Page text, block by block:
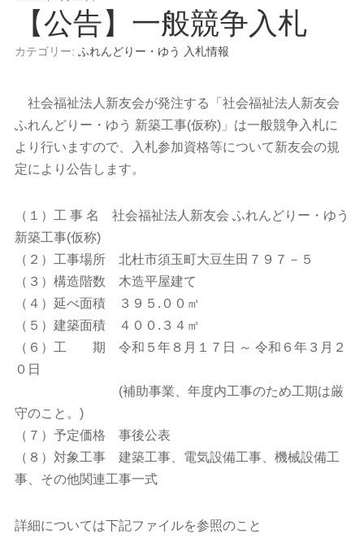
【公告】一般競争入札
カテゴリー: ふれんどりー・ゆう 入札情報
社会福祉法人新友会が発注する「社会福祉法人新友会
ふれんどりー・ゆう 新築工事(仮称)」は一般競争入札に
より行いますので、入札参加資格等について新友会の規
定により公告します。
（１）工 事 名 社会福祉法人新友会 ふれんどりー・ゆう
新築工事(仮称)
（２）工事場所 北杜市須玉町大豆生田７９７－５
（３）構造階数 木造平屋建て
（４）延べ面積 ３９５.００㎡
（５）建築面積 ４００.３４㎡
（６）工 期 令和５年８月１７日 ～ 令和６年３月２
０日
(補助事業、年度内工事のため工期は厳
守のこと。)
（７）予定価格 事後公表
（８）対象工事 建築工事、電気設備工事、機械設備工
事、その他関連工事一式
詳細については下記ファイルを参照のこと